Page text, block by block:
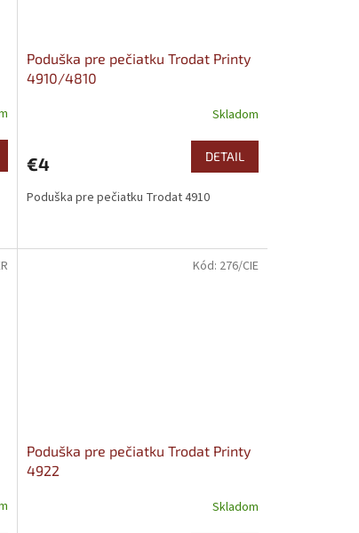
Poduška pre pečiatku Trodat Printy
4910/4810
Skladom
€4 DETAIL
Poduška pre pečiatku Trodat 4910
Poduška pre pečiatku Trodat Printy
4922
Skladom
Kód: 276/CIE